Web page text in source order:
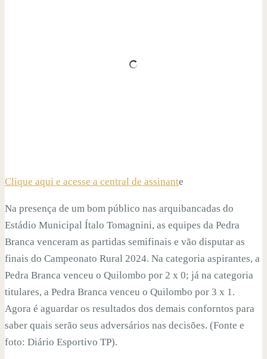
Clique aqui e acesse a central de assinante
Na presença de um bom público nas arquibancadas do
Estádio Municipal Ítalo Tomagnini, as equipes da Pedra
Branca venceram as partidas semifinais e vão disputar as
finais do Campeonato Rural 2024. Na categoria aspirantes, a
Pedra Branca venceu o Quilombo por 2 x 0; já na categoria
titulares, a Pedra Branca venceu o Quilombo por 3 x 1.
Agora é aguardar os resultados dos demais conforntos para
saber quais serão seus adversários nas decisões. (Fonte e
foto: Diário Esportivo TP).